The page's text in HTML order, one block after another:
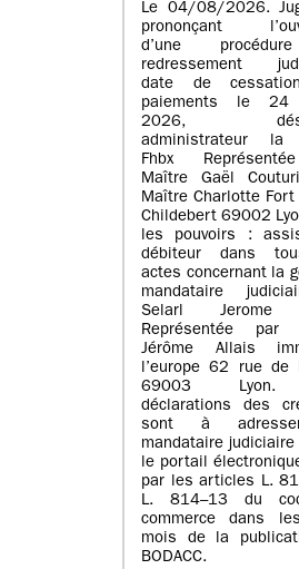
Le 04/08/2026.
prononçant
d’une
redressement
date de
paiements le 24
2026,
administrateur la
Fhbx
Maître Gaël
Maître Charlotte
Childebert 69002
les pouvoirs :
débiteur dans
actes concernant la
mandataire
Selarl Jerome
Représentée par
Jérôme Allais
l’europe 62 rue de
69003 Lyon.
déclarations des
sont à
mandataire
le portail
par les articles L.
L. 814–13 du
commerce dans
mois de la
BODACC.